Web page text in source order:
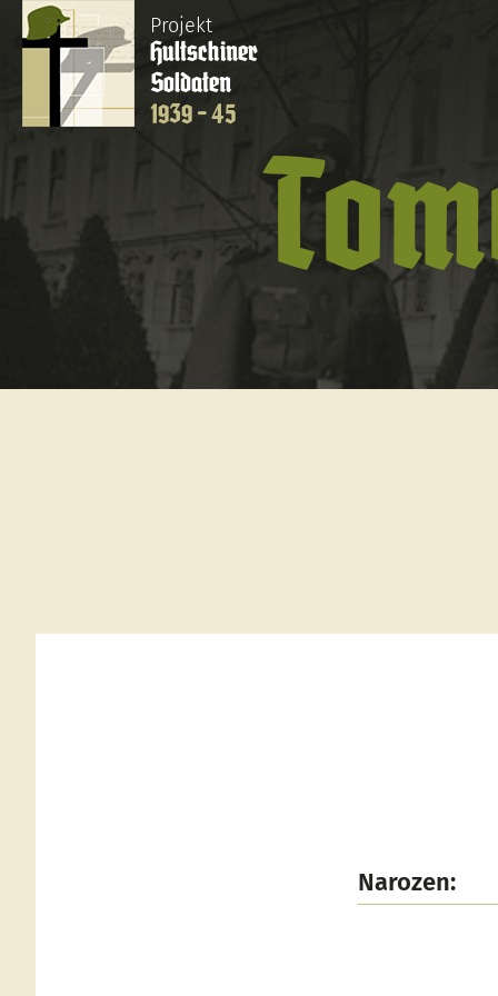
Projekt
Hultschiner
Soldaten
1939 - 45
Narozen: